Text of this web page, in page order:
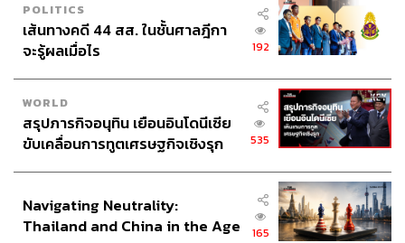
POLITICS
เส้นทางคดี 44 สส. ในชั้นศาลฎีกา
จะรู้ผลเมื่อไร
192
WORLD
สรุปภารกิจอนุทิน เยือนอินโดนีเซีย
ขับเคลื่อนการทูตเศรษฐกิจเชิงรุก
535
Navigating Neutrality:
Thailand and China in the Age
165